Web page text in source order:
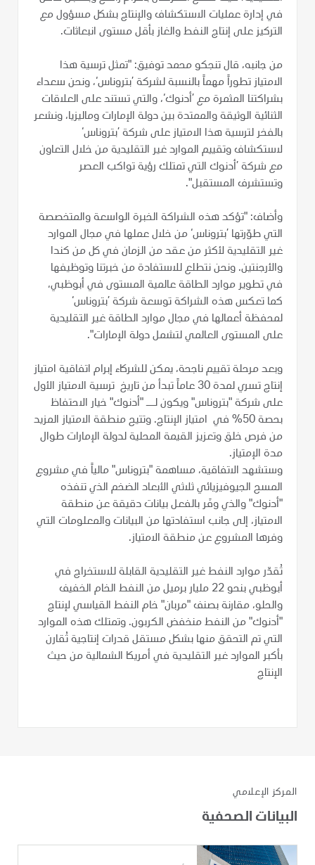
في إدارة عمليات الاستكشاف والإنتاج بشكل مسؤول مع
التركيز على إنتاج النفط والغاز بأقل مستوى انبعاثات.
من جانبه، قال تنجكو محمد توفيق: "تمثل ترسية هذا
الامتياز تطوراً مهماً بالنسبة لشركة ’بتروناس‘، ونحن سعداء
بشراكتنا المثمرة مع ’أدنوك‘، والتي تستند على العلاقات
الثنائية الوثيقة والممتدة بين دولة الإمارات وماليزيا، ونشعر
بالفخر لترسية هذا الامتياز على شركة ’بتروناس‘
لاستكشاف وتقييم الموارد غير التقليدية من خلال التعاون
مع شركة ’أدنوك التي تمتلك رؤية تواكب العصر
وتستشرف المستقبل".
وأضاف: "تؤكد هذه الشراكة الخبرة الواسعة والمتخصصة
التي طوّرتها ’بتروناس‘ من خلال عملها في مجال الموارد
غير التقليدية لأكثر من عقد من الزمان في كل من كندا
والأرجنتين. ونحن نتطلع للاستفادة من خبرتنا وتوظيفها
في تطوير موارد الطاقة عالمية المستوى في أبوظبي،
كما تعكس هذه الشراكة توسعة شركة ’بتروناس‘
لمحفظة أعمالها في مجال موارد الطاقة غير التقليدية
على المستوى العالمي لتشمل دولة الإمارات".
وبعد مرحلة تقييم ناجحة، يمكن للشركاء إبرام اتفاقية امتياز
إنتاج تسري لمدة 30 عاماً تبدأ من تاريخ ترسية الامتياز الأول
على شركة "بتروناس" ويكون لــ "أدنوك" خيار الاحتفاظ
بحصة 50% في امتياز الإنتاج. وتتيح منطقة الامتياز المزيد
من فرص خلق وتعزيز القيمة المحلية لدولة الإمارات طوال
مدة الإمتياز.
وستشهد الاتفاقية، مساهمة "بتروناس" مالياً في مشروع
المسح الجيوفيزيائي ثلاثي الأبعاد الضخم الذي تنفذه
"أدنوك" والذي وفَر بالفعل بيانات دقيقة عن منطقة
الامتياز، إلى جانب استفادتها من البيانات والمعلومات التي
وفرها المشروع عن منطقة الامتياز.
تُقدّر موارد النفط غير التقليدية القابلة للاستخراج في
أبوظبي بنحو 22 مليار برميل من النفط الخام الخفيف
والحلو، مقارنة بصنف "مربان" خام النفط القياسي لإنتاج
"أدنوك" من النفط منخفض الكربون. وتمتلك هذه الموارد
التي تم التحقق منها بشكل مستقل قدرات إنتاجية تُقارن
بأكبر الموارد غير التقليدية في أمريكا الشمالية من حيث
الإنتاج
المركز الإعلامي
البيانات الصحفية